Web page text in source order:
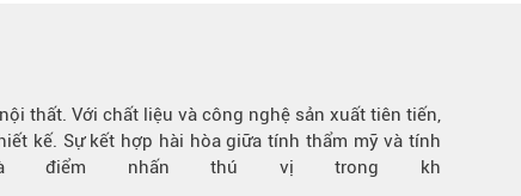
thất. Với chất liệu và công nghệ sản xuất tiên tiến,
kế. Sự kết hợp hài hòa giữa tính thẩm mỹ và tính
nhấn thú vị trong kh